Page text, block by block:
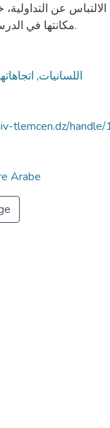
الالتباس عن
مكانتها في الدرس اللساني الحديث.
اللسانيات,
tlemcen.dz/
Arabe